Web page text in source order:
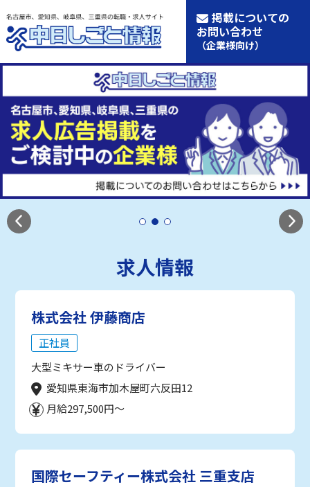
掲載についての
お問い合わせ
（企業様向け）
求人情報
株式会社 伊藤商店
正社員
大型ミキサー車のドライバー
愛知県東海市加木屋町六反田12
月給297,500円～
国際セーフティー株式会社 三重支店